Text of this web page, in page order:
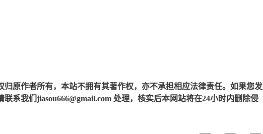
原作者所有，本站不拥有其著作权，亦不承担相应法律责任。如果您发
系我们jiasou666@gmail.com 处理，核实后本网站将在24小时内删除侵